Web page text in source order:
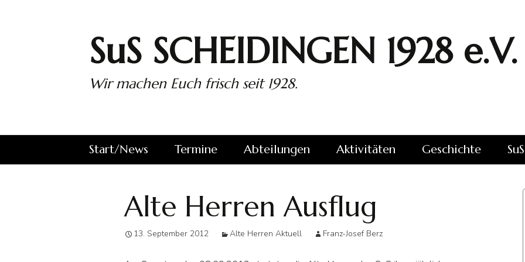
SuS SCHEIDINGEN 1928 e.V.
Wir machen Euch frisch seit 1928.
Start/News
Termine
Abteilungen
1. Mannschaft
1. Mannschaft
Aktuell
Aktivitäten
Sportwerbewoche
Sportfest
Karneval
Geschichte
Alte Herren Ausflug
13. September 2012 Alte Herren Aktuell Franz-Josef Berz